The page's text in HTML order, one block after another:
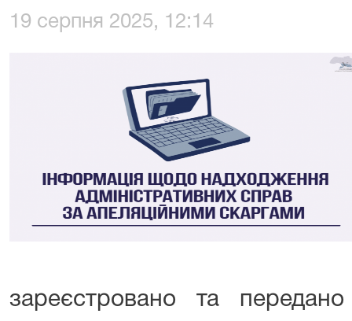
19 серпня 2025, 12:14
зареєстровано та